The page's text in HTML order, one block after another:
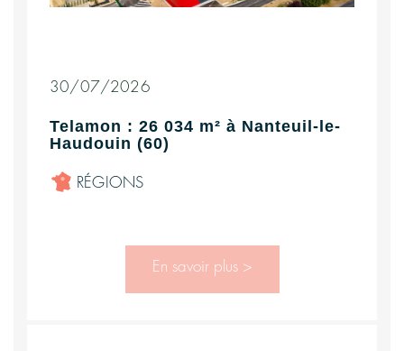
30/07/2026
Telamon : 26 034 m² à Nanteuil-le-
Haudouin (60)
RÉGIONS
En savoir plus >